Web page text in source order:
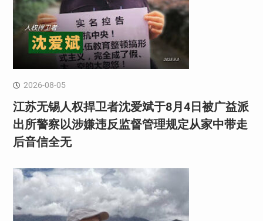
2026-08-05
江苏无锡人权捍卫者沈爱斌于8月4日被广益派
出所警察以涉嫌违反监督管理规定从家中带走
后音信全无